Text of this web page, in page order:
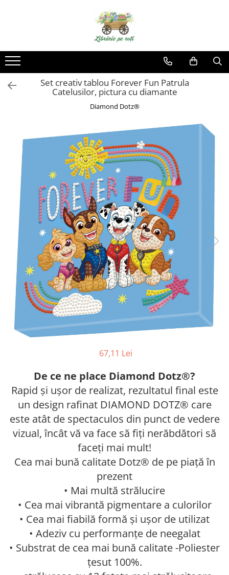
Set creativ tablou Forever Fun Patrula
Catelusilor, pictura cu diamante
Diamond Dotz®
67,11 Lei
De ce ne place Diamond Dotz®?
Rapid și ușor de realizat, rezultatul final este
un design rafinat DIAMOND DOTZ® care
este atât de spectaculos din punct de vedere
vizual, încât vă va face să fiți nerăbdători să
faceți mai mult!
Cea mai bună calitate Dotz® de pe piață în
prezent
• Mai multă strălucire
• Cea mai vibrantă pigmentare a culorilor
• Cea mai fiabilă formă și ușor de utilizat
• Adeziv cu performanțe de neegalat
• Substrat de cea mai bună calitate -Poliester
țesut 100%.